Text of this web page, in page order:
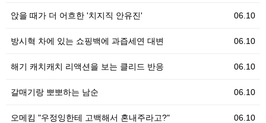
06.10
앉을 때가 더 어흐한 '치지직 안유진'
06.10
방시혁 차에 있는 쇼핑백에 과즙세연 대변
06.10
해기 캐치캐치 리액션을 보는 클리드 반응
06.10
갈매기랑 뽀뽀하는 남순
06.10
오메킴 "우정잉한테 고백해서 혼내주라고?"